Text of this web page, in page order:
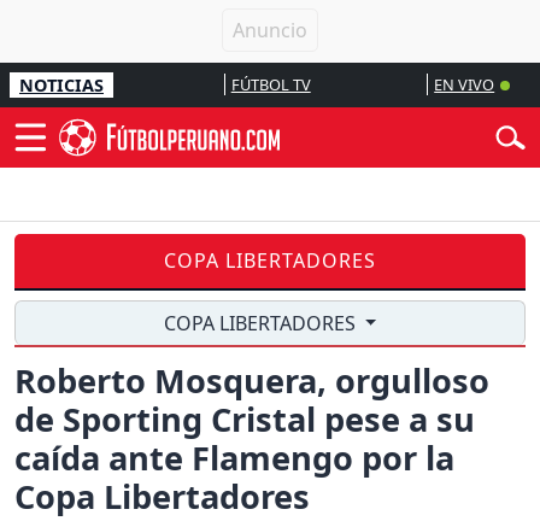
NOTICIAS FÚTBOL TV EN VIVO
COPA LIBERTADORES
COPA LIBERTADORES
Roberto Mosquera, orgulloso
de Sporting Cristal pese a su
caída ante Flamengo por la
Copa Libertadores